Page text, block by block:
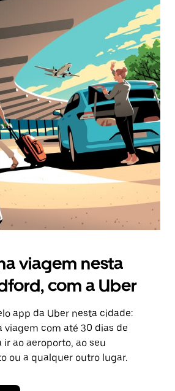
viagem nesta
com a Uber
app da Uber nesta cidade:
viagem com até 30 dias de
ao aeroporto, ao seu
ou a qualquer outro lugar.